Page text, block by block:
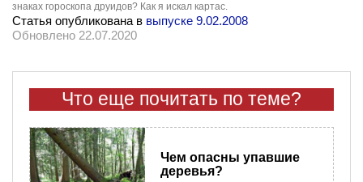
знаках гороскопа друидов? Как я искал картас.
Статья опубликована в выпуске 9.02.2008
Обновлено 22.07.2020
Что еще почитать по теме?
Чем опасны упавшие
деревья?